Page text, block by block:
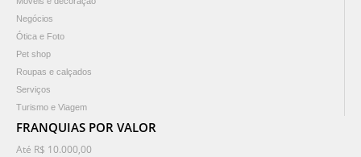
Negócios
Ótica e Foto
Pet shop
Roupas e calçados
Serviços
Turismo e Viagem
FRANQUIAS POR VALOR
Até R$ 10.000,00